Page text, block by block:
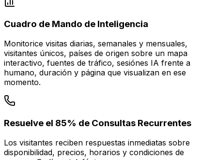
Cuadro de Mando de Inteligencia
Monitorice visitas diarias, semanales y mensuales,
visitantes únicos, países de origen sobre un mapa
interactivo, fuentes de tráfico, sesiónes IA frente a
humano, duración y página que visualizan en ese
momento.
Resuelve el 85% de Consultas Recurrentes
Los visitantes reciben respuestas inmediatas sobre
disponibilidad, precios, horarios y condiciones de